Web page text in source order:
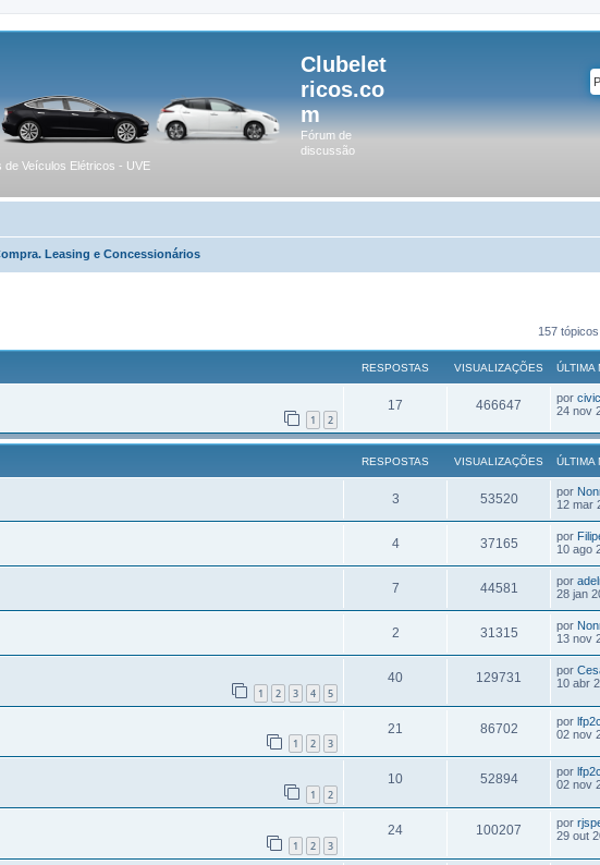
Clubelet
ricos.co
m
Fórum de
discussão
de Veículos Elétricos - UVE
Leasing e Concessionários
157 tópicos
RESPOSTAS VISUALIZAÇÕES ÚLTIMA
1 2
17 466647 por civic
24 nov
RESPOSTAS VISUALIZAÇÕES ÚLTIMA
3 53520 por
12 mar
4 37165 por
10 ago
7 44581 por
28 jan
2 31315 por
13 nov
1 2 3 4 5
40 129731 por
10 abr
1 2 3
21 86702 por
02 nov
1 2
10 52894 por
02 nov
1 2 3
24 100207 por
29 out